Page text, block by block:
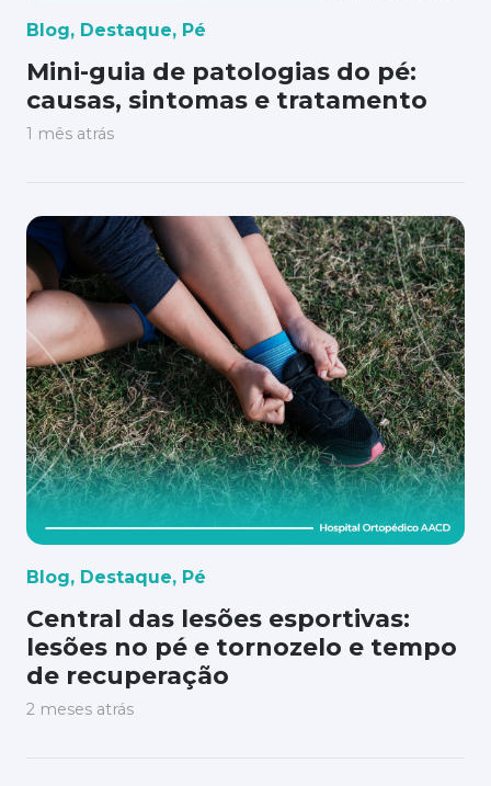
Blog, Destaque, Pé
Mini-guia de patologias do pé:
causas, sintomas e tratamento
1 mês atrás
Blog, Destaque, Pé
Central das lesões esportivas:
lesões no pé e tornozelo e tempo
de recuperação
2 meses atrás